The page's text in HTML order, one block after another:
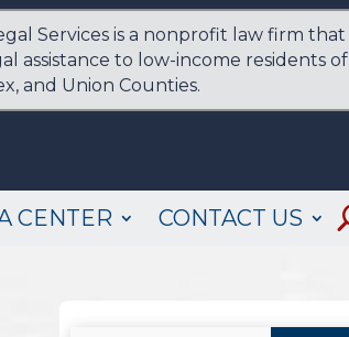
Services is a nonprofit law firm that
assistance to low-income residents of
and Union Counties.
CENTER CONTACT US